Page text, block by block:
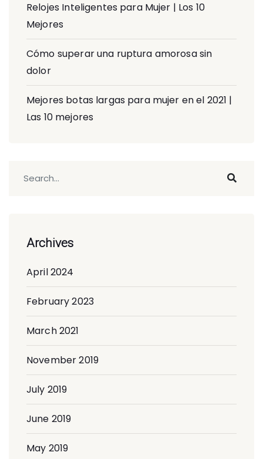
Relojes Inteligentes para Mujer | Los 10
Mejores
Cómo superar una ruptura amorosa sin
dolor
Mejores botas largas para mujer en el 2021 |
Las 10 mejores
Archives
April 2024
February 2023
March 2021
November 2019
July 2019
June 2019
May 2019